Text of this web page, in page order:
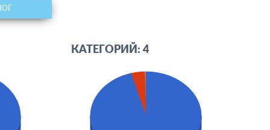
КАТЕГОРИЙ: 4